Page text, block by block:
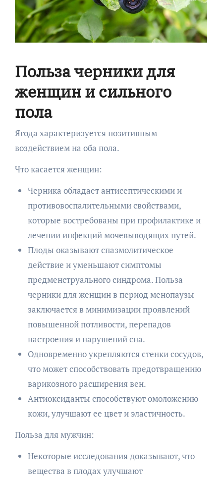
Польза черники для
женщин и сильного
пола
Ягода характеризуется позитивным
воздействием на оба пола.
Что касается женщин:
Черника обладает антисептическими и
противовоспалительными свойствами,
которые востребованы при профилактике и
лечении инфекций мочевыводящих путей.
Плоды оказывают спазмолитическое
действие и уменьшают симптомы
предменструального синдрома. Польза
черники для женщин в период менопаузы
заключается в минимизации проявлений
повышенной потливости, перепадов
настроения и нарушений сна.
Одновременно укрепляются стенки сосудов,
что может способствовать предотвращению
варикозного расширения вен.
Антиоксиданты способствуют омоложению
кожи, улучшают ее цвет и эластичность.
Польза для мужчин:
Некоторые исследования доказывают, что
вещества в плодах улучшают